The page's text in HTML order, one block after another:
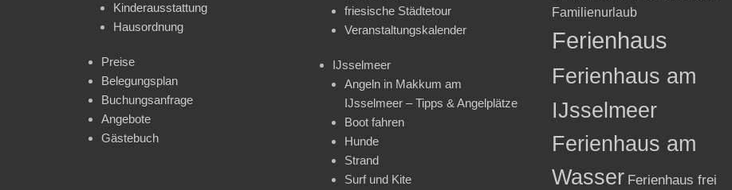
Kinderausstattung
Hausordnung
Preise
Belegungsplan
Buchungsanfrage
Angebote
Gästebuch
friesische Städtetour
Veranstaltungskalender
IJsselmeer
Angeln in Makkum am
IJsselmeer – Tipps & Angelplätze
Boot fahren
Hunde
Strand
Surf und Kite
Familienurlaub
Ferienhaus
Ferienhaus am
IJsselmeer
Ferienhaus am
Wasser Ferienhaus frei